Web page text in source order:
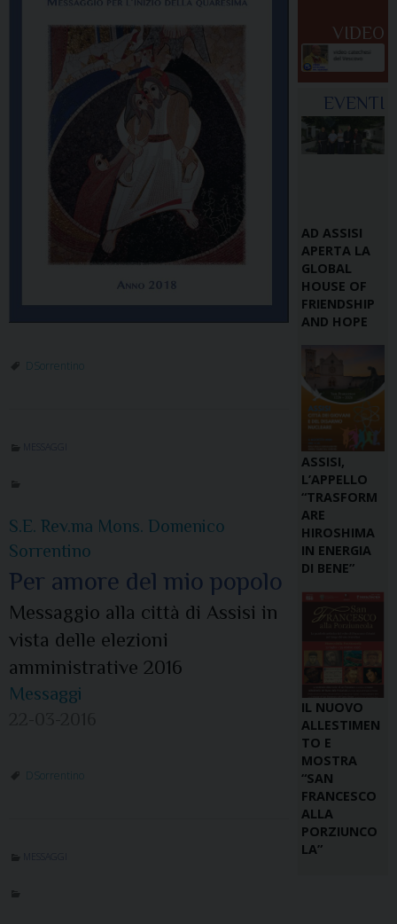
DSorrentino
S.E. Rev.ma Mons. Domenico
Sorrentino
Per amore del mio popolo
Messaggio alla città di Assisi in
vista delle elezioni
amministrative 2016
Messaggi
DSorrentino
VIDEO
EVENTI
AD ASSISI
APERTA LA
GLOBAL
HOUSE OF
FRIENDSHIP
AND HOPE
ASSISI,
L’APPELLO
“TRASFORM
ARE
HIROSHIMA
IN ENERGIA
DI BENE”
IL NUOVO
ALLESTIMEN
TO E
MOSTRA
“SAN
FRANCESCO
ALLA
PORZIUNCO
LA”